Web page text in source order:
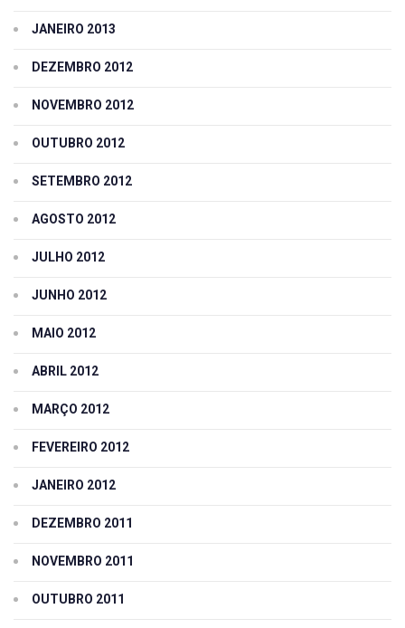
JANEIRO 2013
DEZEMBRO 2012
NOVEMBRO 2012
OUTUBRO 2012
SETEMBRO 2012
AGOSTO 2012
JULHO 2012
JUNHO 2012
MAIO 2012
ABRIL 2012
MARÇO 2012
FEVEREIRO 2012
JANEIRO 2012
DEZEMBRO 2011
NOVEMBRO 2011
OUTUBRO 2011